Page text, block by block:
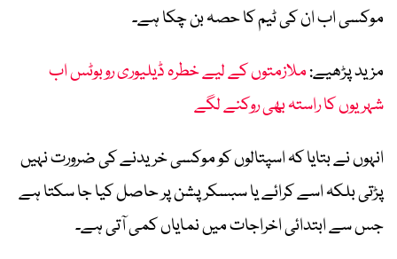
موکسی اب ان کی ٹیم کا حصہ بن چکا ہے۔
مزید پڑھیے:ملازمتوں کے لیے خطرہ ڈیلیوری روبوٹس اب
شہریوں کا راستہ بھی روکنے لگے
انہوں نے بتایا کہ اسپتالوں کو موکسی خریدنے کی ضرورت نہیں
پڑتی بلکہ اسے کرائے یا سبسکرپشن پر حاصل کیا جا سکتا ہے
جس سے ابتدائی اخراجات میں نمایاں کمی آتی ہے۔